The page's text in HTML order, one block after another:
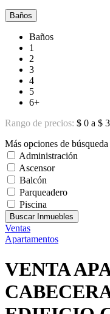
Baños
Baños
1
2
3
4
5
6+
Rango de precios: $ 0 a $
Más opciones de búsqueda
Administración
Ascensor
Balcón
Parqueadero
Piscina
Buscar Inmuebles
Ventas
Apartamentos
VENTA